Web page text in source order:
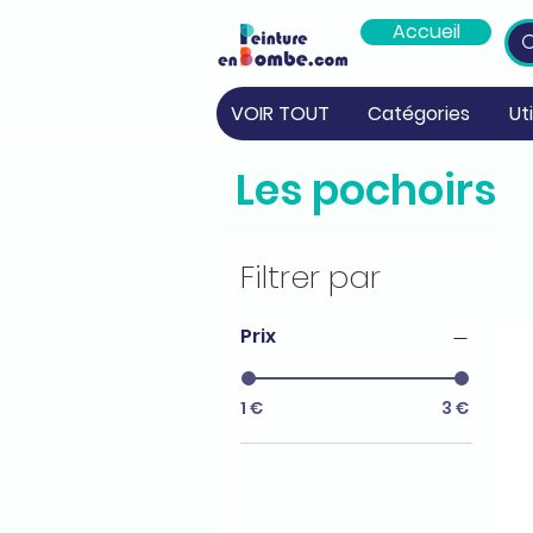
Accueil
VOIR TOUT Catégories
Les pochoirs
Filtrer par
Prix
1 € 3 €